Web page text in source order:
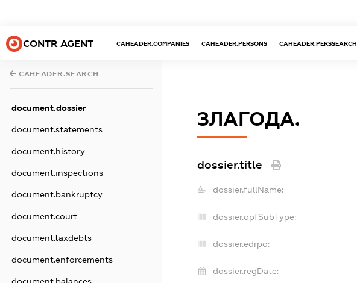
CONTR AGENT CAHEADER.COMPANIES CAHEADER.PERSONS CAHEADER.PERSSEARCH
CAHEADER.SEARCH
document.dossier
document.statements
document.history
document.inspections
document.bankruptcy
document.court
document.taxdebts
document.enforcements
ЗЛАГОДА.
dossier.title
dossier.fullName:
dossier.opfSubType:
dossier.edrpo:
dossier.regDate: